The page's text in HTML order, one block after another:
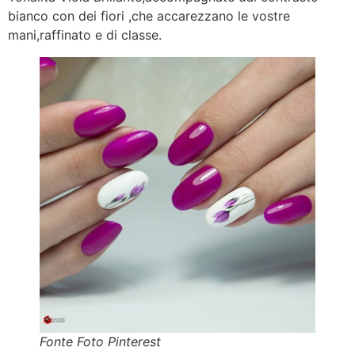
bianco con dei fiori ,che accarezzano le vostre
mani,raffinato e di classe.
Fonte Foto Pinterest